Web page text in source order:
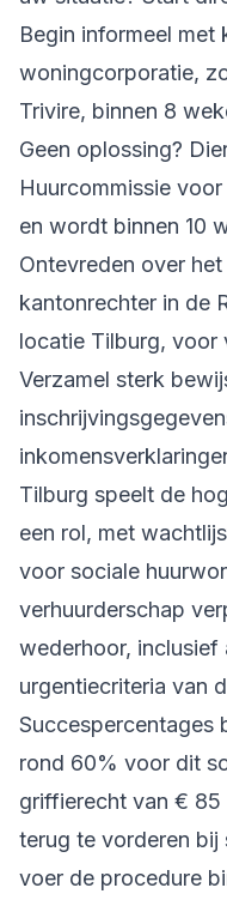
Begin informeel met
woningcorporatie,
Trivire, binnen 8
Geen oplossing?
Huurcommissie
en wordt binnen 10
Ontevreden over
kantonrechter in de
locatie Tilburg, voor
Verzamel sterk
Tilburg speelt de
een rol, met
voor sociale
verhuurderschap
wederhoor,
urgentiecriteria van
Succespercentages
rond 60% voor dit
griffierecht van €
terug te vorderen
voer de procedure